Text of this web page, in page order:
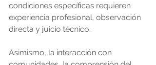
condiciones específicas requieren
experiencia profesional, observación
directa y juicio técnico.
Asimismo, la interacción con